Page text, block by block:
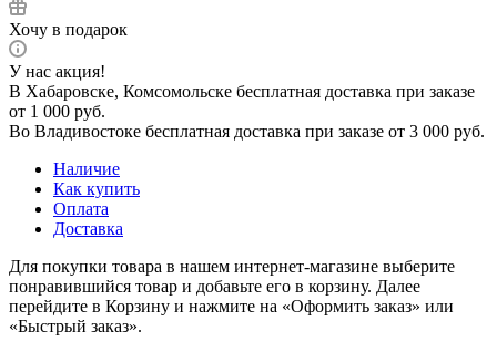
Хочу в подарок
У нас акция!
В Хабаровске, Комсомольске бесплатная доставка при заказе
от 1 000 руб.
Во Владивостоке бесплатная доставка при заказе от 3 000 руб.
Наличие
Как купить
Оплата
Доставка
Для покупки товара в нашем интернет-магазине выберите
понравившийся товар и добавьте его в корзину. Далее
перейдите в Корзину и нажмите на «Оформить заказ» или
«Быстрый заказ».